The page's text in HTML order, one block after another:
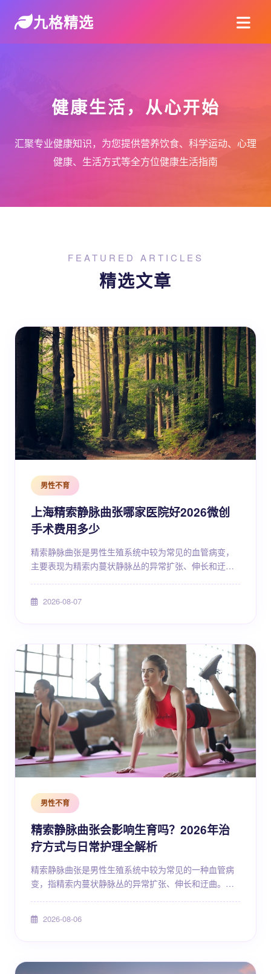
九格精选
健康生活，从心开始
汇聚专业健康知识，为您提供营养饮食、科学运动、心理
健康、生活方式等全方位健康生活指南
FEATURED ARTICLES
精选文章
男性不育
上海精索静脉曲张哪家医院好2026微创
手术费用多少
精索静脉曲张是男性生殖系统中较为常见的血管病变，
主要表现为精索内蔓状静脉丛的异常扩张、伸长和迂
着微创技术的不断发展，精索静脉曲张的手术治疗已日
费用情况。本文将从疾病认知、诊疗方式、费用参考、
医院选择...
2026-08-07
男性不育
精索静脉曲张会影响生育吗？2026年治
疗方式与日常护理全解析
精索静脉曲张是男性生殖系统中较为常见的一种血管病
变，指精索内蔓状静脉丛的异常扩张、伸长和迂曲。这
后，首先关心的便是：精索静脉曲张会不会影响生育？
2026-08-06